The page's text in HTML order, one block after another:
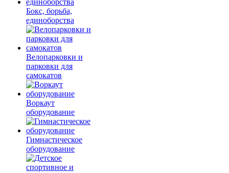
Бокс, борьба,
единоборства
Велопарковки и
парковки для
самокатов
Воркаут
оборудование
Гимнастическое
оборудование